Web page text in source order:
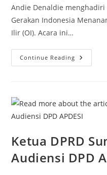
Andie Denaldie
Gerakan Indonesia
Ilir (OI). Acara ini…
Continue Reading Ketua
DPRD
GERINA
Ketua DPRD
Audiensi DPD